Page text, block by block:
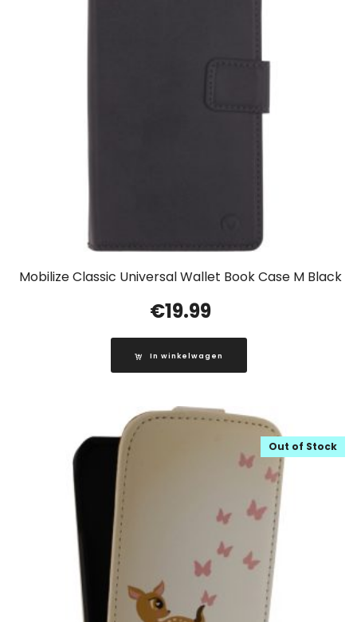
Mobilize Classic Universal Wallet Book Case M Black
€19.99
In winkelwagen
Out of Stock